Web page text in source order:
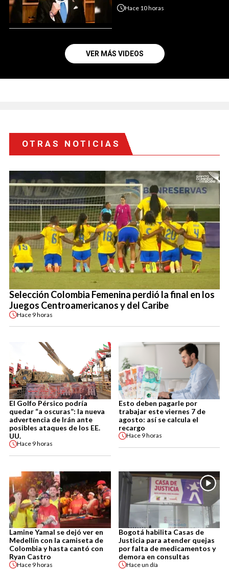
Hace 10 horas
VER MÁS VIDEOS
OTRAS NOTICIAS
Selección Colombia Femenina perdió la final en los
Juegos Centroamericanos y del Caribe
Hace 9 horas
El Golfo Pérsico podría
quedar “a oscuras”: la nueva
advertencia de Irán ante
posibles ataques de los EE.
UU.
Hace 9 horas
Esto deben pagarle por
trabajar este viernes 7 de
agosto: así se calcula el
recargo
Hace 9 horas
Lamine Yamal se dejó ver en
Medellín con la camiseta de
Colombia y hasta cantó con
Ryan Castro
Hace 9 horas
Bogotá habilita Casas de
Justicia para atender quejas
por falta de medicamentos y
demora en consultas
Haceun día